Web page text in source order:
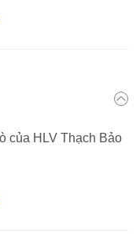
của HLV Thạch Bảo